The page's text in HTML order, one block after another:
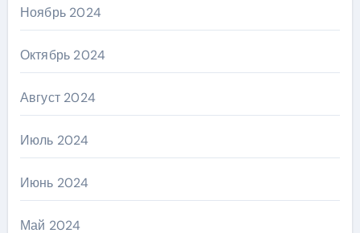
Ноябрь 2024
Октябрь 2024
Август 2024
Июль 2024
Июнь 2024
Май 2024